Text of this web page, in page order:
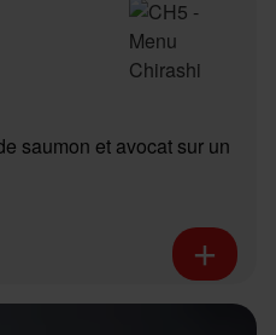
saumon et avocat sur un